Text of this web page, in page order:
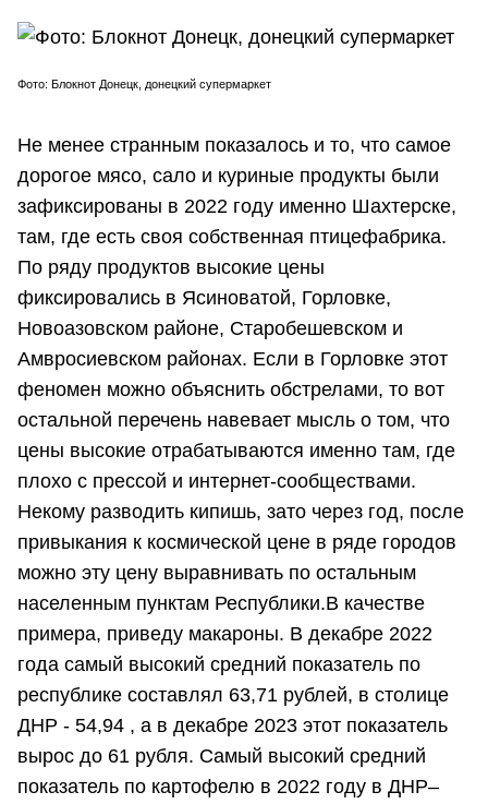
Фото: Блокнот Донецк, донецкий супермаркет
Не менее странным показалось и то, что самое
дорогое мясо, сало и куриные продукты были
зафиксированы в 2022 году именно Шахтерске,
там, где есть своя собственная птицефабрика.
По ряду продуктов высокие цены
фиксировались в Ясиноватой, Горловке,
Новоазовском районе, Старобешевском и
Амвросиевском районах. Если в Горловке этот
феномен можно объяснить обстрелами, то вот
остальной перечень навевает мысль о том, что
цены высокие отрабатываются именно там, где
плохо с прессой и интернет-сообществами.
Некому разводить кипишь, зато через год, после
привыкания к космической цене в ряде городов
можно эту цену выравнивать по остальным
населенным пунктам Республики.В качестве
примера, приведу макароны. В декабре 2022
года самый высокий средний показатель по
республике составлял 63,71 рублей, в столице
ДНР - 54,94 , а в декабре 2023 этот показатель
вырос до 61 рубля. Самый высокий средний
показатель по картофелю в 2022 году в ДНР–